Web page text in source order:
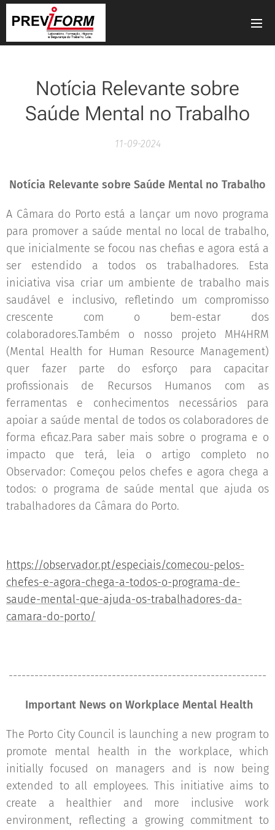
Notícia Relevante sobre
Saúde Mental no Trabalho
11-09-2024
Notícia Relevante sobre Saúde Mental no Trabalho
A Câmara do Porto está a lançar um novo programa
para promover a saúde mental no local de trabalho,
que inicialmente se focou nas chefias e agora está a
ser estendido a todos os trabalhadores. Esta
iniciativa visa criar um ambiente de trabalho mais
saudável e inclusivo, refletindo um compromisso
crescente com o bem-estar dos
colaboradores.Também o nosso projeto MH4HRM
(Mental Health for Human Resource Management)
quer fazer parte do esforço para capacitar
profissionais de Recursos Humanos com as
ferramentas e conhecimentos necessários para
apoiar a saúde mental de todos os colaboradores de
forma eficaz.Para saber mais sobre o programa e o
impacto que terá, leia o artigo completo no
Observador: Começou pelos chefes e agora chega a
todos: o programa de saúde mental que ajuda os
trabalhadores da Câmara do Porto.
https://observador.pt/especiais/comecou-pelos-
chefes-e-agora-chega-a-todos-o-programa-de-
saude-mental-que-ajuda-os-trabalhadores-da-
camara-do-porto/
------------------------------------------------------------
Important News on Workplace Mental Health
The Porto City Council is launching a new program to
promote mental health in the workplace, which
initially focused on managers and is now being
extended to all employees. This initiative aims to
create a healthier and more inclusive work
environment, reflecting a growing commitment to